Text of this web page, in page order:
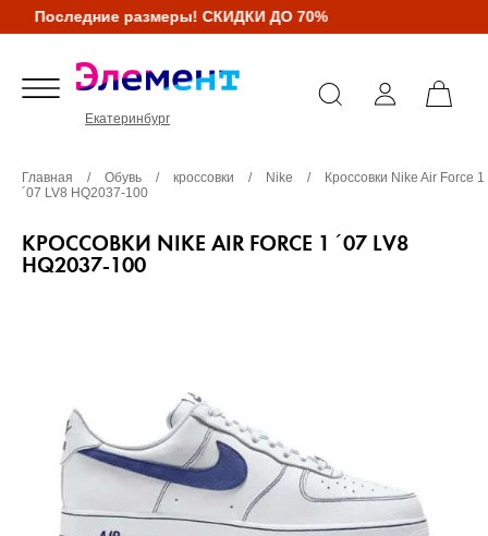
Последние размеры! СКИДКИ ДО 70%
Екатеринбург
Главная / Обувь / кроссовки / Nike /
Кроссовки Nike Air Force 1
´07 LV8 HQ2037-100
КРОССОВКИ NIKE AIR FORCE 1 ´07 LV8
HQ2037-100